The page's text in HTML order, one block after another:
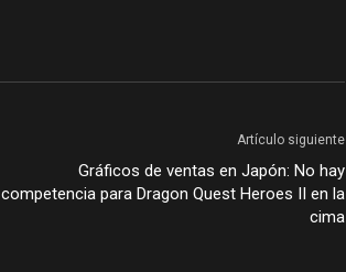
Artículo siguiente
Gráficos de ventas en Japón: No hay
competencia para Dragon Quest Heroes II en la
cima